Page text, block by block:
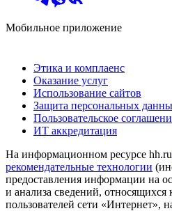
Мобильное приложение
Этика и комплаенс
Оказание услуг
Использование сайтов
Защита персональных
Пользовательское
ИТ аккредитация
На информационном ресурсе hh.ru
рекомендательные технологии
предоставления информации на
и анализа сведений, относящихся
пользователей сети «Интернет»,